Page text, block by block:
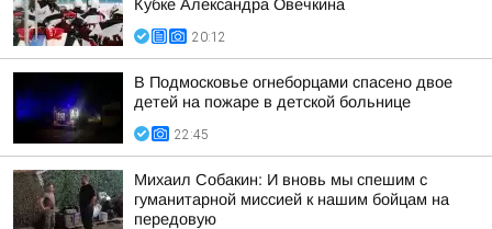
Кубке Александра Овечкина
20:12
В Подмосковье огнеборцами спасено двое
детей на пожаре в детской больнице
22:45
Михаил Собакин: И вновь мы спешим с
гуманитарной миссией к нашим бойцам на
передовую